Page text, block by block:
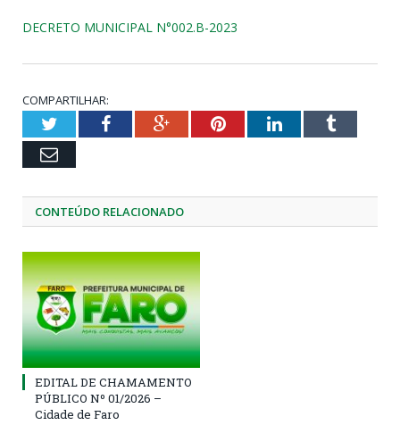
DECRETO MUNICIPAL N°002.B-2023
COMPARTILHAR:
TwitterFacebookGoogle+PinterestLinkedInTumblr
Email
CONTEÚDO RELACIONADO
EDITAL DE CHAMAMENTO
PÚBLICO Nº 01/2026 –
Cidade de Faro